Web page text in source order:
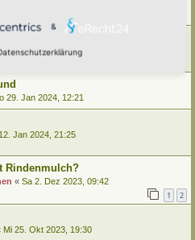
«Do 15. Feb 2024, 12:43
29. Jan 2024, 12:21
Jan 2024, 21:25
Rindenmulch?
« Sa 2. Dez 2023, 09:42
1 2
Mi 25. Okt 2023, 19:30
&